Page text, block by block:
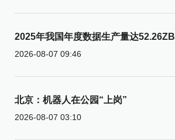
2025年我国年度数据生产量达52.26ZB
2026-08-07 09:46
北京：机器人在公园“上岗”
2026-08-07 03:10